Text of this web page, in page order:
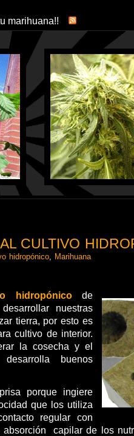
marihuana!!
CULTIVO
hidropónico
Marihuana
hidropónicode
nuestras
tierra, por esto es
cultivo de interior.
la cosecha y el
buenos
porque ingiere
que los utiliza
regular con
capilar de los